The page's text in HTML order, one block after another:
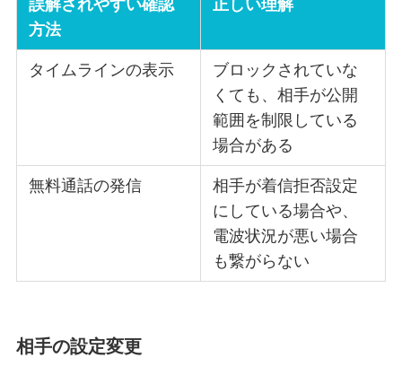
誤解されやすい確認
方法
正しい理解
タイムラインの表示
ブロックされていな
くても、相手が公開
範囲を制限している
場合がある
無料通話の発信
相手が着信拒否設定
にしている場合や、
電波状況が悪い場合
も繋がらない
相手の設定変更